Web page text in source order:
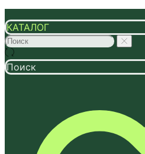
КАТАЛОГ
Поиск